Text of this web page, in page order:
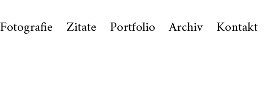
Fotografie Zitate Portfolio Archiv Kontakt